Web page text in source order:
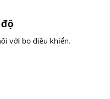
với bo điều khiển.